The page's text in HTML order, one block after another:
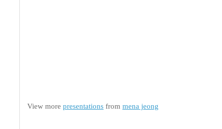
View more presentations from mena jeong